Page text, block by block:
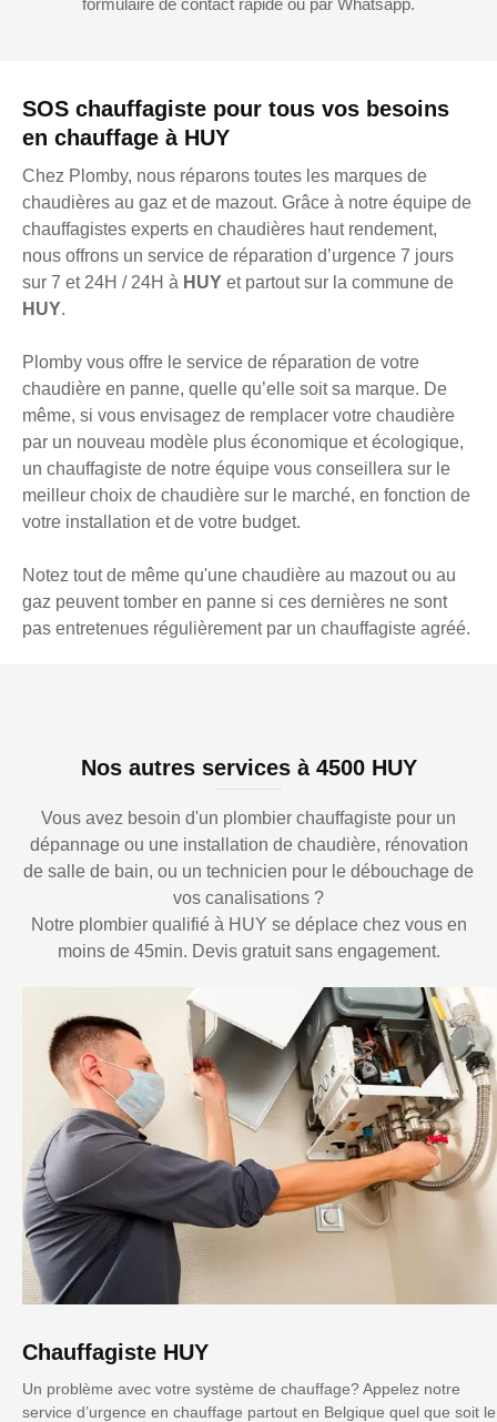
SOS chauffagiste pour tous vos besoins
en chauffage à HUY
Chez Plomby, nous réparons toutes les marques de
chaudières au gaz et de mazout. Grâce à notre équipe de
chauffagistes experts en chaudières haut rendement,
nous offrons un service de réparation d’urgence 7 jours
sur 7 et 24H / 24H à HUY et partout sur la commune de
HUY.
Plomby vous offre le service de réparation de votre
chaudière en panne, quelle qu’elle soit sa marque. De
même, si vous envisagez de remplacer votre chaudière
par un nouveau modèle plus économique et écologique,
un chauffagiste de notre équipe vous conseillera sur le
meilleur choix de chaudière sur le marché, en fonction de
votre installation et de votre budget.
Notez tout de même qu'une chaudière au mazout ou au
gaz peuvent tomber en panne si ces dernières ne sont
pas entretenues régulièrement par un chauffagiste agréé.
formulaire de contact rapide ou par Whatsapp.
Nos autres services à 4500 HUY
Vous avez besoin d'un plombier chauffagiste pour un
dépannage ou une installation de chaudière, rénovation
de salle de bain, ou un technicien pour le débouchage de
vos canalisations ?
Notre plombier qualifié à HUY se déplace chez vous en
moins de 45min. Devis gratuit sans engagement.
Chauffagiste HUY
Un problème avec votre système de chauffage? Appelez notre
service d’urgence en chauffage partout en Belgique quel que soit le